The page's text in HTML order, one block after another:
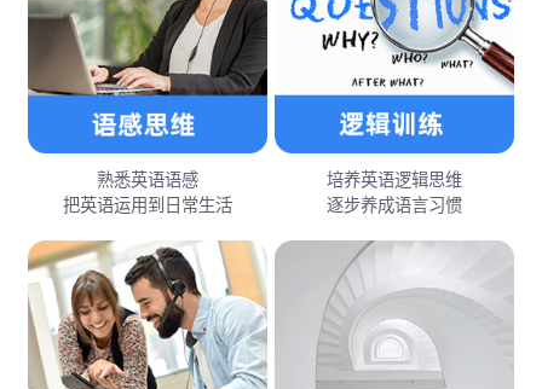
熟悉英语语感
把英语运用到日常生活
培养英语逻辑思维
逐步养成语言习惯